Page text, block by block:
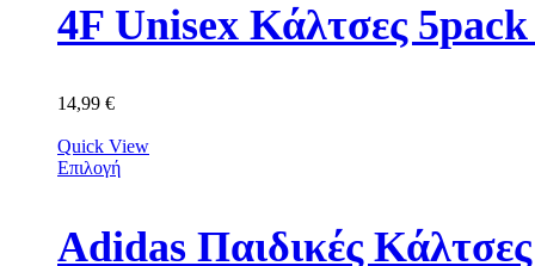
4F Unisex Κάλτσες
14,99 €
Quick View
Επιλογή
Adidas Παιδικές